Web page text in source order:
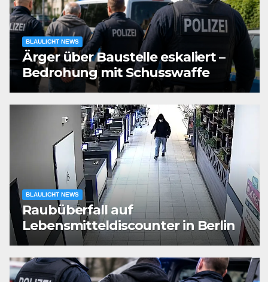
BLAULICHT NEWS
Ärger über Baustelle eskaliert –
Bedrohung mit Schusswaffe
BLAULICHT NEWS
Raubüberfall auf
Lebensmitteldiscounter in Berlin